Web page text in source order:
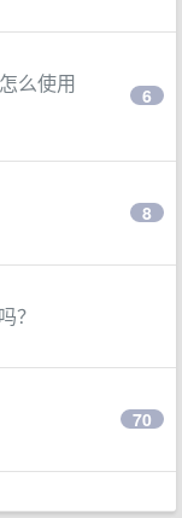
么使用
6
8
？
70